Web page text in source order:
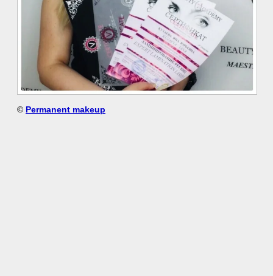
© Permanent makeup